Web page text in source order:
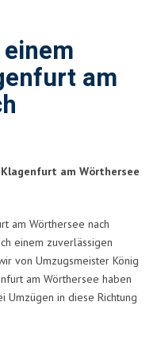
am
am Wörthersee
am Wörthersee nach
einem zuverlässigen
von Umzugsmeister König
am Wörthersee haben
Umzügen in diese Richtung